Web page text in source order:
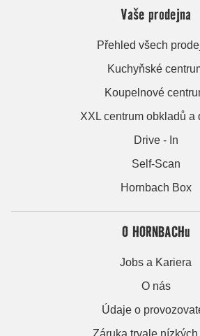
Vaše prodejna
Přehled všech
Kuchyňské
Koupelnové
XXL centrum obkladů a
Drive - In
Self-Scan
Hornbach Box
O HORNBACHu
Jobs a Kariera
O nás
Údaje o